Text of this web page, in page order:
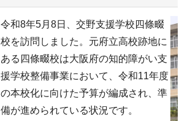
令和8年5月8日、交野支援学校四條畷
校を訪問しました。元府立高校跡地に
ある四條畷校は大阪府の知的障がい支
援学校整備事業において、令和11年度
の本校化に向けた予算が編成され、準
備が進められている状況です。